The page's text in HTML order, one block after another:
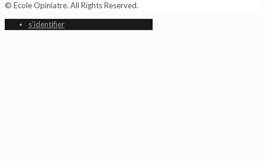
© Ecole Opiniatre. All Rights Reserved.
s’identifier